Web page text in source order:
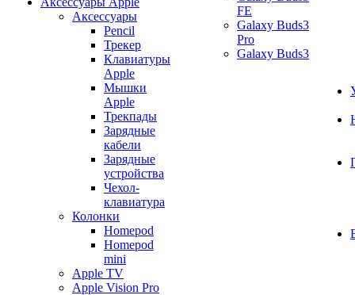
Аксессуары
Pencil
Трекер
Клавиатуры
Apple
Мышки
Apple
Трекпады
Зарядные
кабели
Зарядные
устройства
Чехол-
клавиатура
Колонки
Homepod
Homepod
mini
Apple TV
Apple Vision Pro
FE
Galaxy Buds3
Pro
Galaxy Buds3